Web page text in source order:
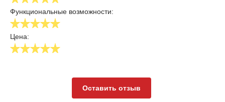
Функциональные возможности:
Цена:
Оставить отзыв